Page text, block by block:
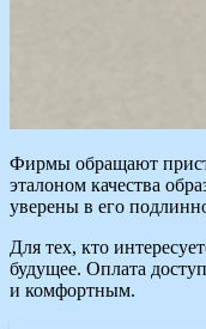
Фирмы обращают
эталоном качества
уверены в его
Для тех, кто
будущее. Оплата
и комфортным.